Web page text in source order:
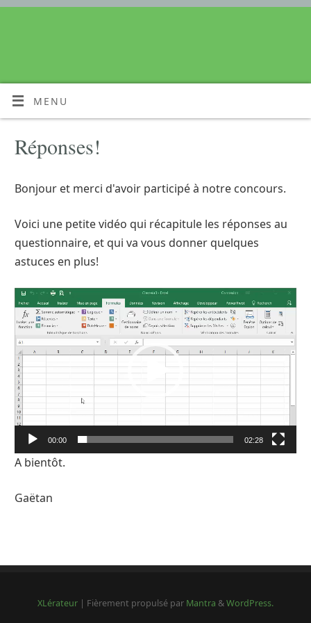
MENU
Réponses!
Bonjour et merci d'avoir participé à notre concours.
Voici une petite vidéo qui récapitule les réponses au
questionnaire, et qui va vous donner quelques
astuces en plus!
Lecteur
vidéo
00:00 02:28
A bientôt.
Gaëtan
XLérateur | Fièrement propulsé par Mantra &WordPress.